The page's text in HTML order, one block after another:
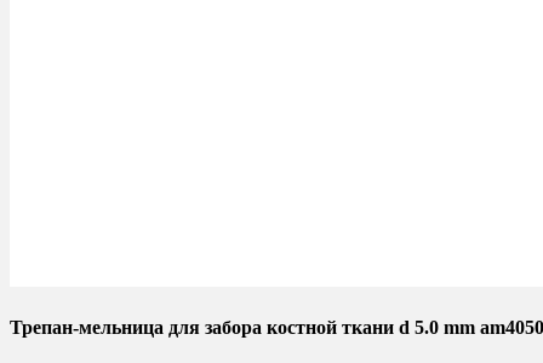
Трепан-мельница для забора костной ткани d 5.0 mm am4050